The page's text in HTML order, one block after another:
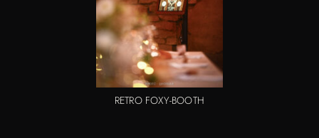
RETRO FOXY-BOOTH